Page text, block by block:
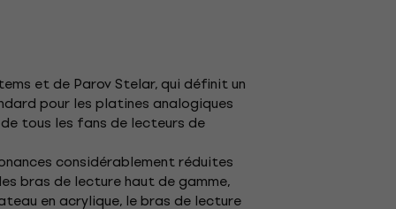
et de Parov Stelar, qui définit un
pour les platines analogiques
tous les fans de lecteurs de
considérablement réduites
bras de lecture haut de gamme,
en acrylique, le bras de lecture